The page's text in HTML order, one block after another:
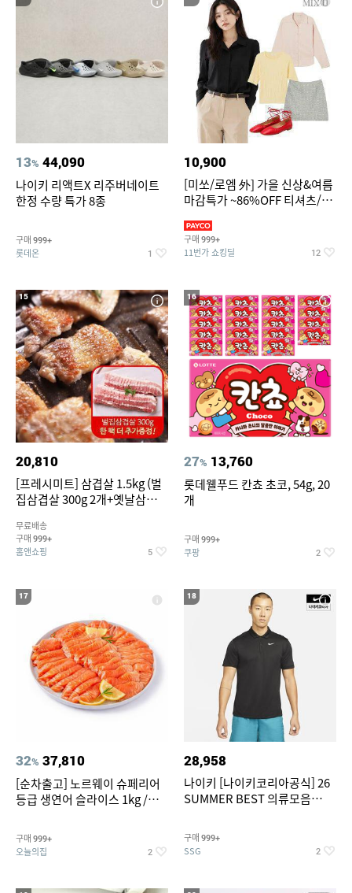
13% 44,090
나이키 리액트X 리주버네이트
한정 수량 특가 8종
구매 999+
롯데온 1
10,900
[미쏘/로엠 外] 가을 신상&여름
마감특가 ~86%OFF 티셔츠/슬
구매 999+
11번가 쇼킹딜 12
15
20,810
[프레시미트] 삼겹살 1.5kg (벌
집삼겹살 300g 2개+옛날삼겹살
팩 추가증정)
무료배송
구매 999+
홈앤쇼핑 5
16
27% 13,760
롯데웰푸드 칸쵸 초코, 54g, 20
개
구매 999+
쿠팡 2
17
32% 37,810
[순차출고] 노르웨이 슈페리어
등급 생연어 슬라이스 1kg /
구매 999+
오늘의집 2
18
28,958
나이키 [나이키코리아공식] 26
SUMMER BEST 의류모음
구매 999+
SSG 2